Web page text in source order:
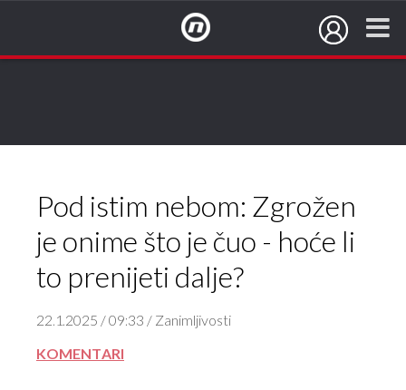
Pod istim nebom: Zgrožen
je onime što je čuo - hoće li
to prenijeti dalje?
22.1.2025 / 09:33 / Zanimljivosti
KOMENTARI